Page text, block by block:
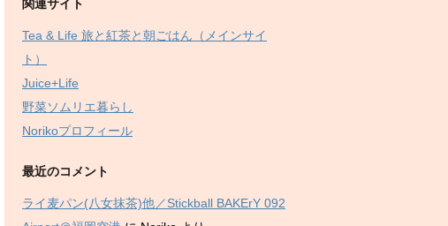
関連サイト
Tea & Life 旅と紅茶と朝ごはん（メインサイ
ト）
Juice+Life
野菜ソムリエ暮らし
Norikoプロフィール
最近のコメント
ライ麦パン(八女抹茶)他／Stickball BAKErY 092